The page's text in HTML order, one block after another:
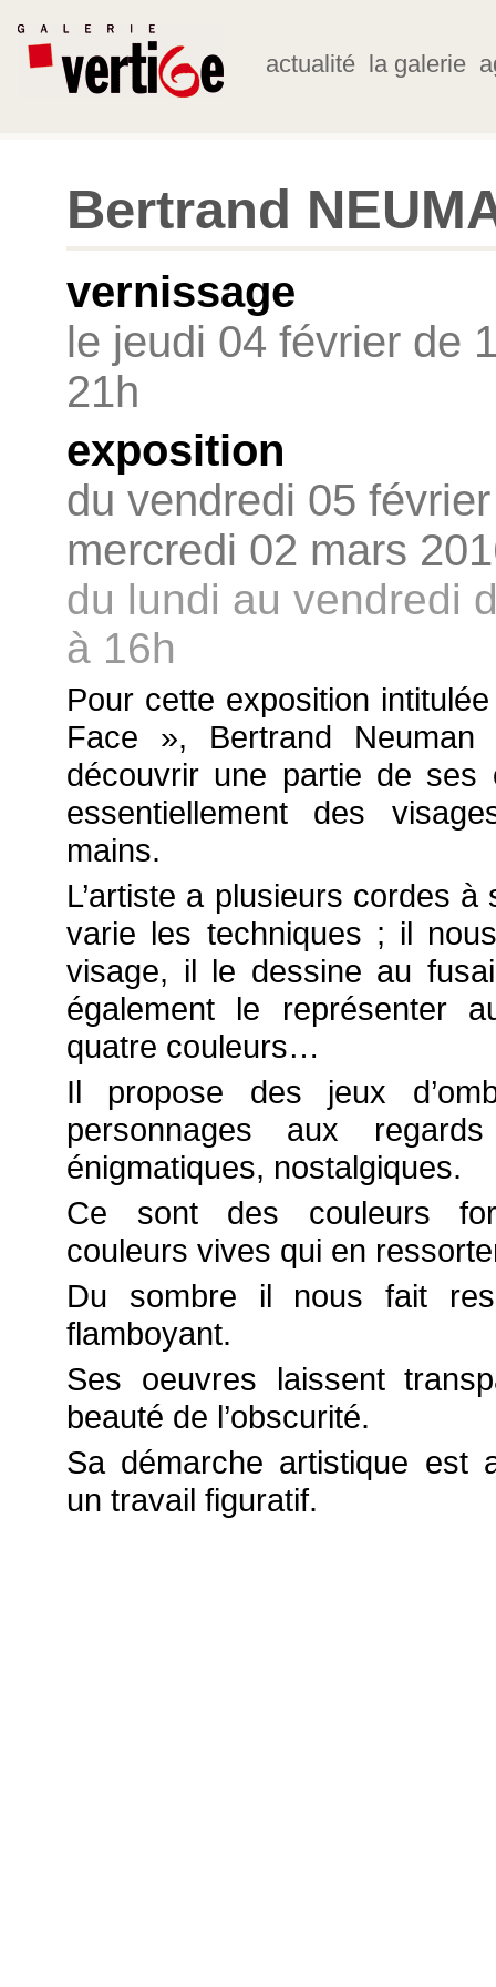
actualité la galerie
Bertrand
vernissage
le jeudi 04 février de
21h
exposition
du vendredi 05
mercredi 02 mars
du lundi au vendredi
à 16h
Pour cette exposition
Face », Bertrand Neuman
découvrir une partie de ses
essentiellement des
mains.
L’artiste a plusieurs cordes à
varie les techniques ; il
visage, il le dessine au
également le représenter
quatre couleurs…
Il propose des jeux
personnages aux
énigmatiques, nostalgiques.
Ce sont des couleurs
couleurs vives qui en
Du sombre il nous fait
flamboyant.
Ses oeuvres laissent
beauté de l’obscurité.
Sa démarche artistique est
un travail figuratif.